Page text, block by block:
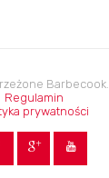
Regulamin
prywatności